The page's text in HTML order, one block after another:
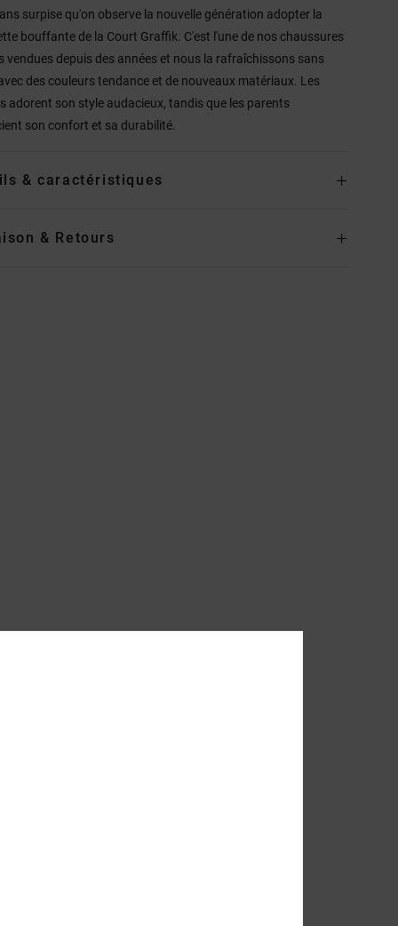
surpise qu'on observe la nouvelle génération adopter la
bouffante de la Court Graffik. C'est l'une de nos chaussures
vendues depuis des années et nous la rafraîchissons sans
des couleurs tendance et de nouveaux matériaux. Les
adorent son style audacieux, tandis que les parents
son confort et sa durabilité.
& caractéristiques
& Retours